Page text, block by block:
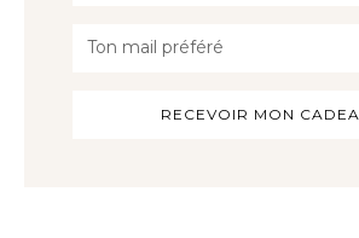
RECEVOIR MON